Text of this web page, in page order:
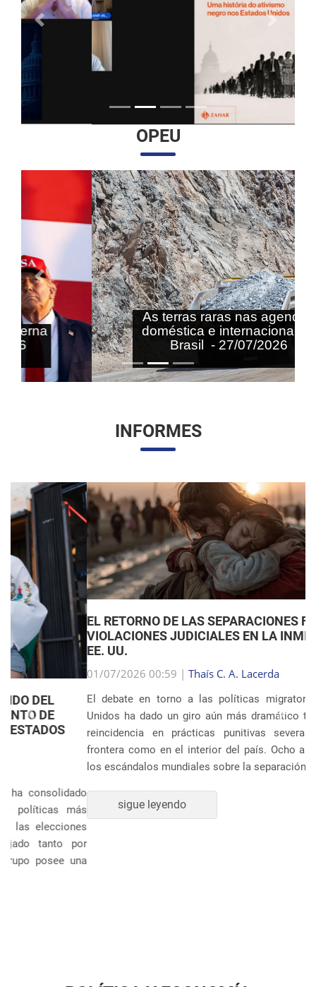
Anterior
OPEU
As terras raras nas agendas
doméstica e internacional do
Brasil - 27/07/2026
Anterior Próximo
INFORMES
EL RETORNO DE LAS SEPARACIONES FAMILIARES:
VIOLACIONES JUDICIALES EN LA INMIGRACIÓN DE
EE. UU.
01/07/2026 00:59 |Thaís C. A. Lacerda
El debate en torno a las políticas migratorias de Estados
Unidos ha dado un giro aún más dramático tras revelarse la
reincidencia en prácticas punitivas severas, tanto en la
frontera como en el interior del país. Ocho años después de
los escándalos mundiales sobre la separación sistem�...
sigue leyendo
Anterior